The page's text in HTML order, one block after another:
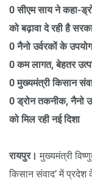
0 सीएम साय ने कहा-
को बढ़ावा दे रही है
0 नैनो उर्वरकों के
0 कम लागत, बेहतर
0 मुख्यमंत्री किसान
0 ड्रोन तकनीक, नैनो
को मिल रही नई दिशा
रायपुर। मुख्यमंत्री
किसान संवाद’ में